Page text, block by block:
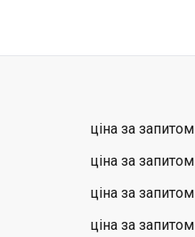
ціна за запитом
ціна за запитом
ціна за запитом
ціна за запитом